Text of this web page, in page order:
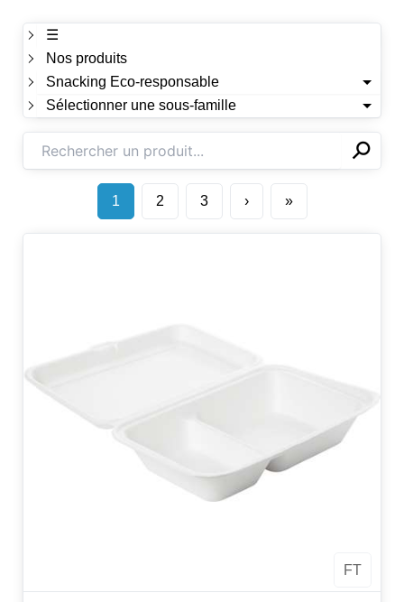
☰
Nos produits
Snacking Eco-responsable
Sélectionner une sous-famille
✕⚲
1 2 3 › »
FT